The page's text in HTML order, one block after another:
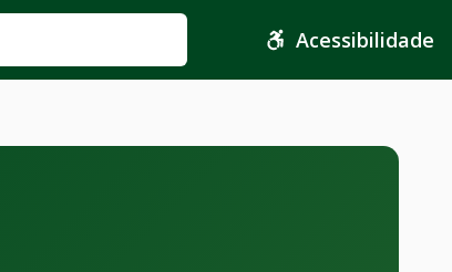
Acessibilidade